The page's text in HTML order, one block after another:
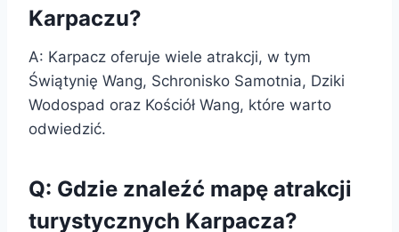
Karpaczu?
A: Karpacz oferuje wiele atrakcji, w tym
Świątynię Wang, Schronisko Samotnia, Dziki
Wodospad oraz Kościół Wang, które warto
odwiedzić.
Q: Gdzie znaleźć mapę atrakcji
turystycznych Karpacza?